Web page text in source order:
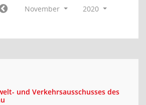
November
2020
und Verkehrsausschusses des